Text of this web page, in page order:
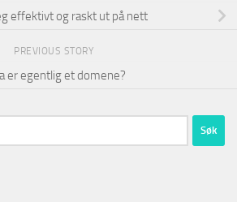
effektivt og raskt ut på nett
PREVIOUS STORY
er egentlig et domene?